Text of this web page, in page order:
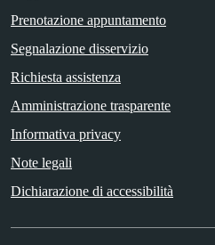
Prenotazione appuntamento
Segnalazione disservizio
Richiesta assistenza
Amministrazione trasparente
Informativa privacy
Note legali
Dichiarazione di accessibilità